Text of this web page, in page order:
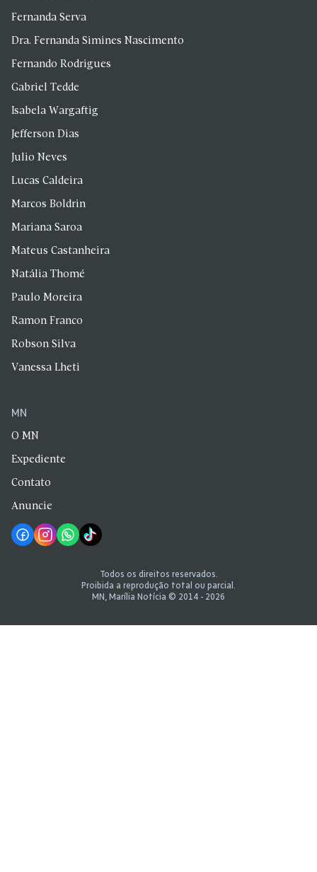
Fernanda Serva
Dra. Fernanda Simines Nascimento
Fernando Rodrigues
Gabriel Tedde
Isabela Wargaftig
Jefferson Dias
Julio Neves
Lucas Caldeira
Marcos Boldrin
Mariana Saroa
Mateus Castanheira
Natália Thomé
Paulo Moreira
Ramon Franco
Robson Silva
Vanessa Lheti
MN
O MN
Expediente
Contato
Anuncie
Todos os direitos reservados.
Proibida a reprodução total ou parcial.
MN, Marília Notícia © 2014 - 2026